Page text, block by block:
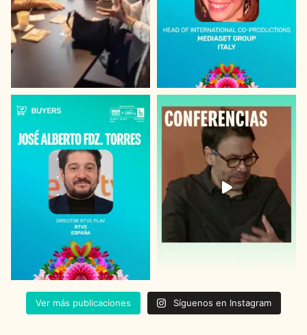
Ver más publicaciones Síguenos en Instagram